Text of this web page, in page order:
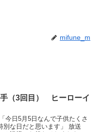
mifune_m
（3回目） ヒーローイ
今日5月5日なんで子供たくさ
別な日だと思います」 放送